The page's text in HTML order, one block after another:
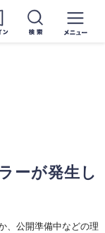
ーが発生し
、公開準備中などの理